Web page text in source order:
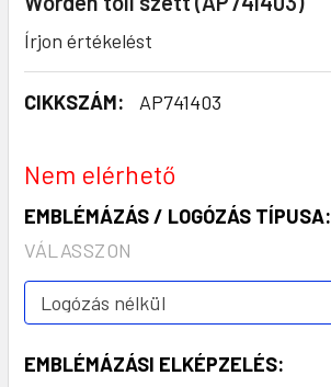
Írjon értékelést
CIKKSZÁM: AP741403
Nem elérhető
EMBLÉMÁZÁS / LOGÓZÁS TÍPUSA:
VÁLASSZON
EMBLÉMÁZÁSI ELKÉPZELÉS: